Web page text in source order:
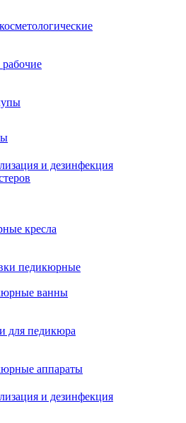
и дезинфекция
кресла
педикюрные
ванны
для педикюра
аппараты
и дезинфекция